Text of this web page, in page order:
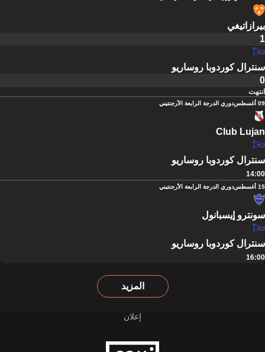
بيرازاتيغي
1
سنترال كوردوبا روساريو
0
انتهت
09 أغسطس دوري الدرجة الرابعة الأرجنتيني
Club Lujan
سنترال كوردوبا روساريو
14:00
15 أغسطس دوري الدرجة الرابعة الأرجنتيني
سونترو إيسبانول
سنترال كوردوبا روساريو
16:00
المزيد